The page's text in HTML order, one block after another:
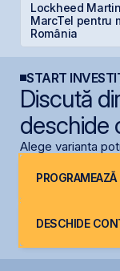
Lockheed
MarcTel pentru
România
START
Discută
deschide
Alege varianta
PROGRAMEAZĂ
DESCHIDE